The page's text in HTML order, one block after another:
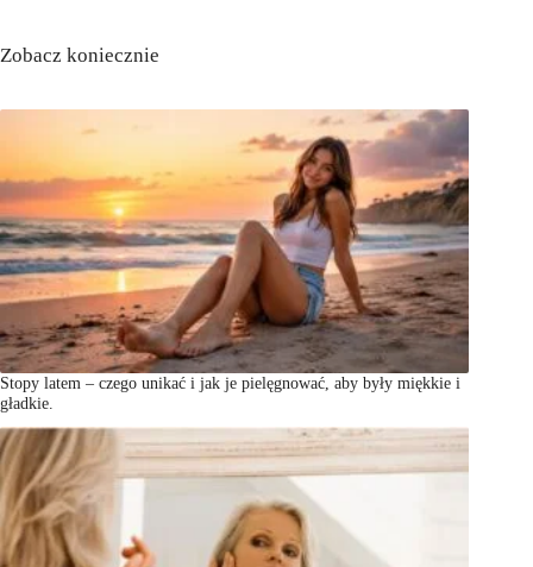
Zobacz koniecznie
Stopy latem – czego unikać i jak je pielęgnować, aby były miękkie i
gładkie.